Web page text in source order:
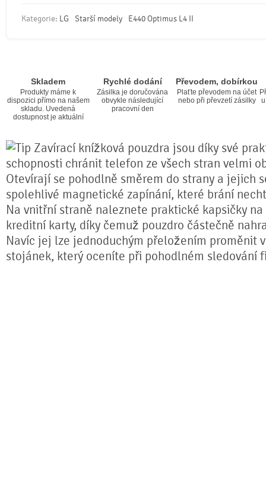
Kategorie: LG Starší modely E440 Optimus L4 II
Skladem
Produkty máme k
dispozici přímo na našem
skladu. Uvedená
dostupnost je aktuální
Rychlé dodání
Zásilka je doručována
obvykle následující
pracovní den
Převodem, dobírkou
Plaťte převodem na účet
nebo při převzetí zásilky
Zavírací knížková pouzdra jsou díky své
schopnosti chránit telefon ze všech stran velmi
Otevírají se pohodlně směrem do strany a jejich
spolehlivé magnetické zapínání, které brání
Na vnitřní straně naleznete praktické kapsičky na
kreditní karty, díky čemuž pouzdro částečně
Navíc jej lze jednoduchým přeložením proměnit
stojánek, který oceníte při pohodlném sledování